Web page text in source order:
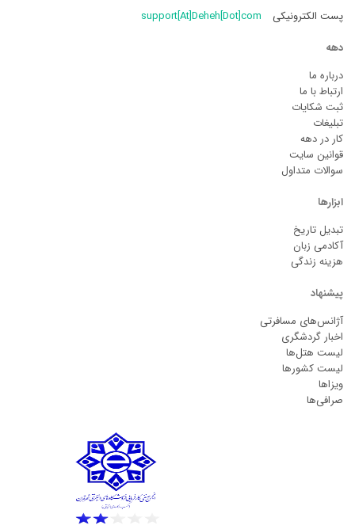
پست الکترونیکی
support[At]Deheh[Dot]com
دهه
درباره ما
ارتباط با ما
ثبت شکایات
تبلیغات
کار در دهه
قوانین سایت
سوالات متداول
ابزارها
تبدیل تاریخ
آکادمی زبان
هزینه زندگی
پیشنهاد
آژانس‌های مسافرتی
اخبار گردشگری
لیست هتل‌ها
لیست کشورها
ویزاها
صرافی‌ها